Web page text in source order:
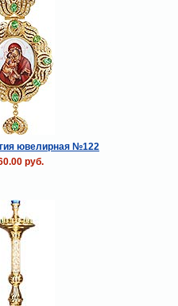
ювелирная №122
руб.